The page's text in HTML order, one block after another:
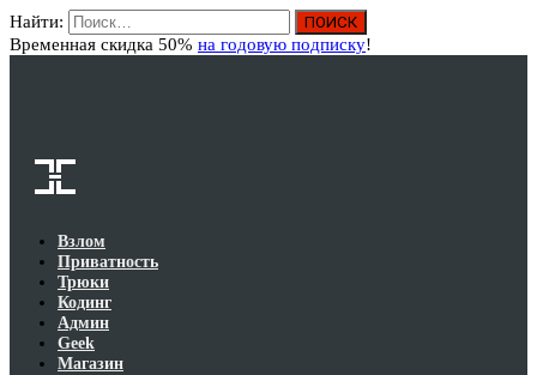
Найти:
Временная скидка 50% на годовую подписку!
Взлом
Приватность
Трюки
Кодинг
Админ
Geek
Магазин